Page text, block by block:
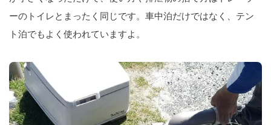
ーのトイレとまったく同じです。車中泊だけではなく、テン
ト泊でもよく使われていますよ。